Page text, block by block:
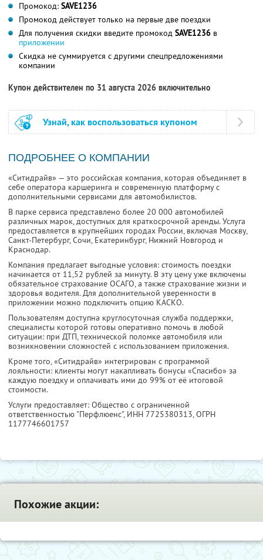
Промокод: SAVE1236
Промокод действует только на первые две поездки
Для получения скидки введите промокод SAVE1236 в
приложении
Скидка не суммируется с другими спецпредложениями
компании
Купон действителен по 31 августа 2026 включительно
Узнай, как воспользоваться купоном
ПОДРОБНЕЕ О КОМПАНИИ
«Ситидрайв» — это российская компания, которая объединяет в
себе оператора каршеринга и современную платформу с
дополнительными сервисами для автомобилистов.
В парке сервиса представлено более 20 000 автомобилей
различных марок, доступных для краткосрочной аренды. Услуга
предоставляется в крупнейших городах России, включая Москву,
Санкт-Петербург, Сочи, Екатеринбург, Нижний Новгород и
Краснодар.
Компания предлагает выгодные условия: стоимость поездки
начинается от 11,52 рублей за минуту. В эту цену уже включены
обязательное страхование ОСАГО, а также страхование жизни и
здоровья водителя. Для дополнительной уверенности в
приложении можно подключить опцию КАСКО.
Пользователям доступна круглосуточная служба поддержки,
специалисты которой готовы оперативно помочь в любой
ситуации: при ДТП, технической поломке автомобиля или
возникновении сложностей с использованием приложения.
Кроме того, «Ситидрайв» интегрирован с программой
лояльности: клиенты могут накапливать бонусы «Спасибо» за
каждую поездку и оплачивать ими до 99% от её итоговой
стоимости.
Услуги предоставляет: Общество с ограниченной
ответственностью "Перфлюенс", ИНН 7725380313, ОГРН
1177746601757
Похожие акции: